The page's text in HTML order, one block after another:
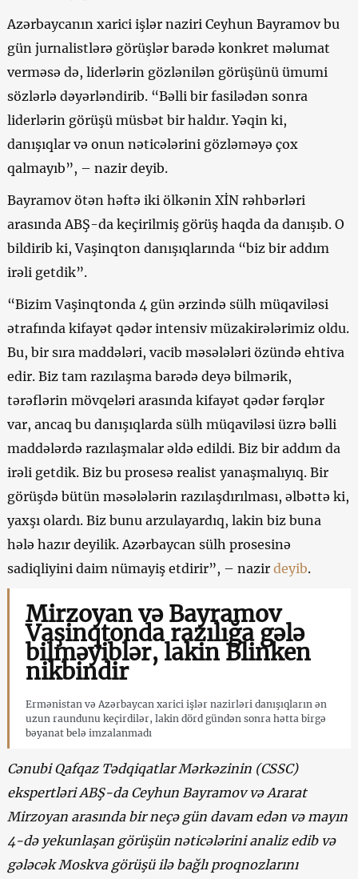
Azərbaycanın xarici işlər naziri Ceyhun Bayramov bu
gün jurnalistlərə görüşlər barədə konkret məlumat
verməsə də, liderlərin gözlənilən görüşünü ümumi
sözlərlə dəyərləndirib. “Bəlli bir fasilədən sonra
liderlərin görüşü müsbət bir haldır. Yəqin ki,
danışıqlar və onun nəticələrini gözləməyə çox
qalmayıb”, – nazir deyib.
Bayramov ötən həftə iki ölkənin XİN rəhbərləri
arasında ABŞ-da keçirilmiş görüş haqda da danışıb. O
bildirib ki, Vaşinqton danışıqlarında “biz bir addım
irəli getdik”.
“Bizim Vaşinqtonda 4 gün ərzində sülh müqaviləsi
ətrafında kifayət qədər intensiv müzakirələrimiz oldu.
Bu, bir sıra maddələri, vacib məsələləri özündə ehtiva
edir. Biz tam razılaşma barədə deyə bilmərik,
tərəflərin mövqeləri arasında kifayət qədər fərqlər
var, ancaq bu danışıqlarda sülh müqaviləsi üzrə bəlli
maddələrdə razılaşmalar əldə edildi. Biz bir addım da
irəli getdik. Biz bu prosesə realist yanaşmalıyıq. Bir
görüşdə bütün məsələlərin razılaşdırılması, əlbəttə ki,
yaxşı olardı. Biz bunu arzulayardıq, lakin biz buna
hələ hazır deyilik. Azərbaycan sülh prosesinə
sadiqliyini daim nümayiş etdirir”, – nazir deyib.
Mirzoyan və Bayramov
Vaşinqtonda razılığa gələ
bilməyiblər, lakin Blinken
nikbindir
Ermənistan və Azərbaycan xarici işlər nazirləri danışıqların ən
uzun raundunu keçirdilər, lakin dörd gündən sonra hətta birgə
bəyanat belə imzalanmadı
Cənubi Qafqaz Tədqiqatlar Mərkəzinin (CSSC)
ekspertləri ABŞ-da Ceyhun Bayramov və Ararat
Mirzoyan arasında bir neçə gün davam edən və mayın
4-də yekunlaşan görüşün nəticələrini analiz edib və
gələcək Moskva görüşü ilə bağlı proqnozlarını